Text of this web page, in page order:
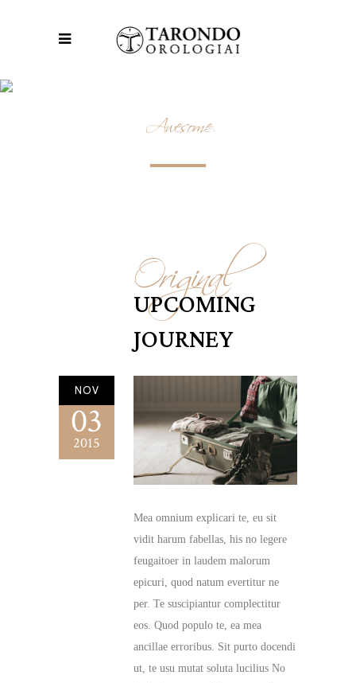
Awesome
UPCOMING JOURNEY
Original
UPCOMING
JOURNEY
NOV
03
2015
Mea omnium explicari te, eu sit
vidit harum fabellas, his no legere
feugaitoer in laudem malorum
epicuri, quod natum evertitur ne
per. Te suscipiantur complectitur
eos. Quod populo te, ea mea
ancillae erroribus. Sit purto docendi
ut, te usu mutat soluta lucilius No